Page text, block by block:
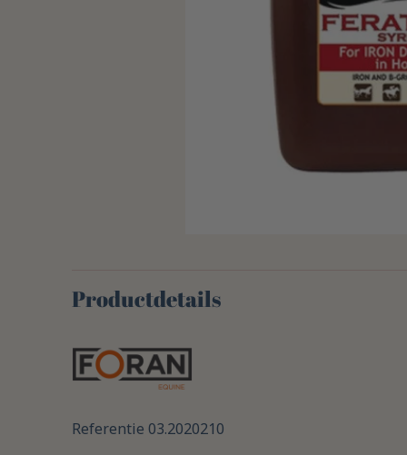
Productdetails
Referentie 03.2020210